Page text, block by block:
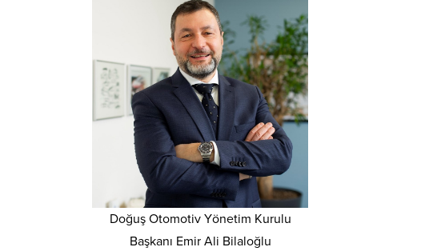
Doğuş Otomotiv Yönetim Kurulu
Başkanı Emir Ali Bilaloğlu